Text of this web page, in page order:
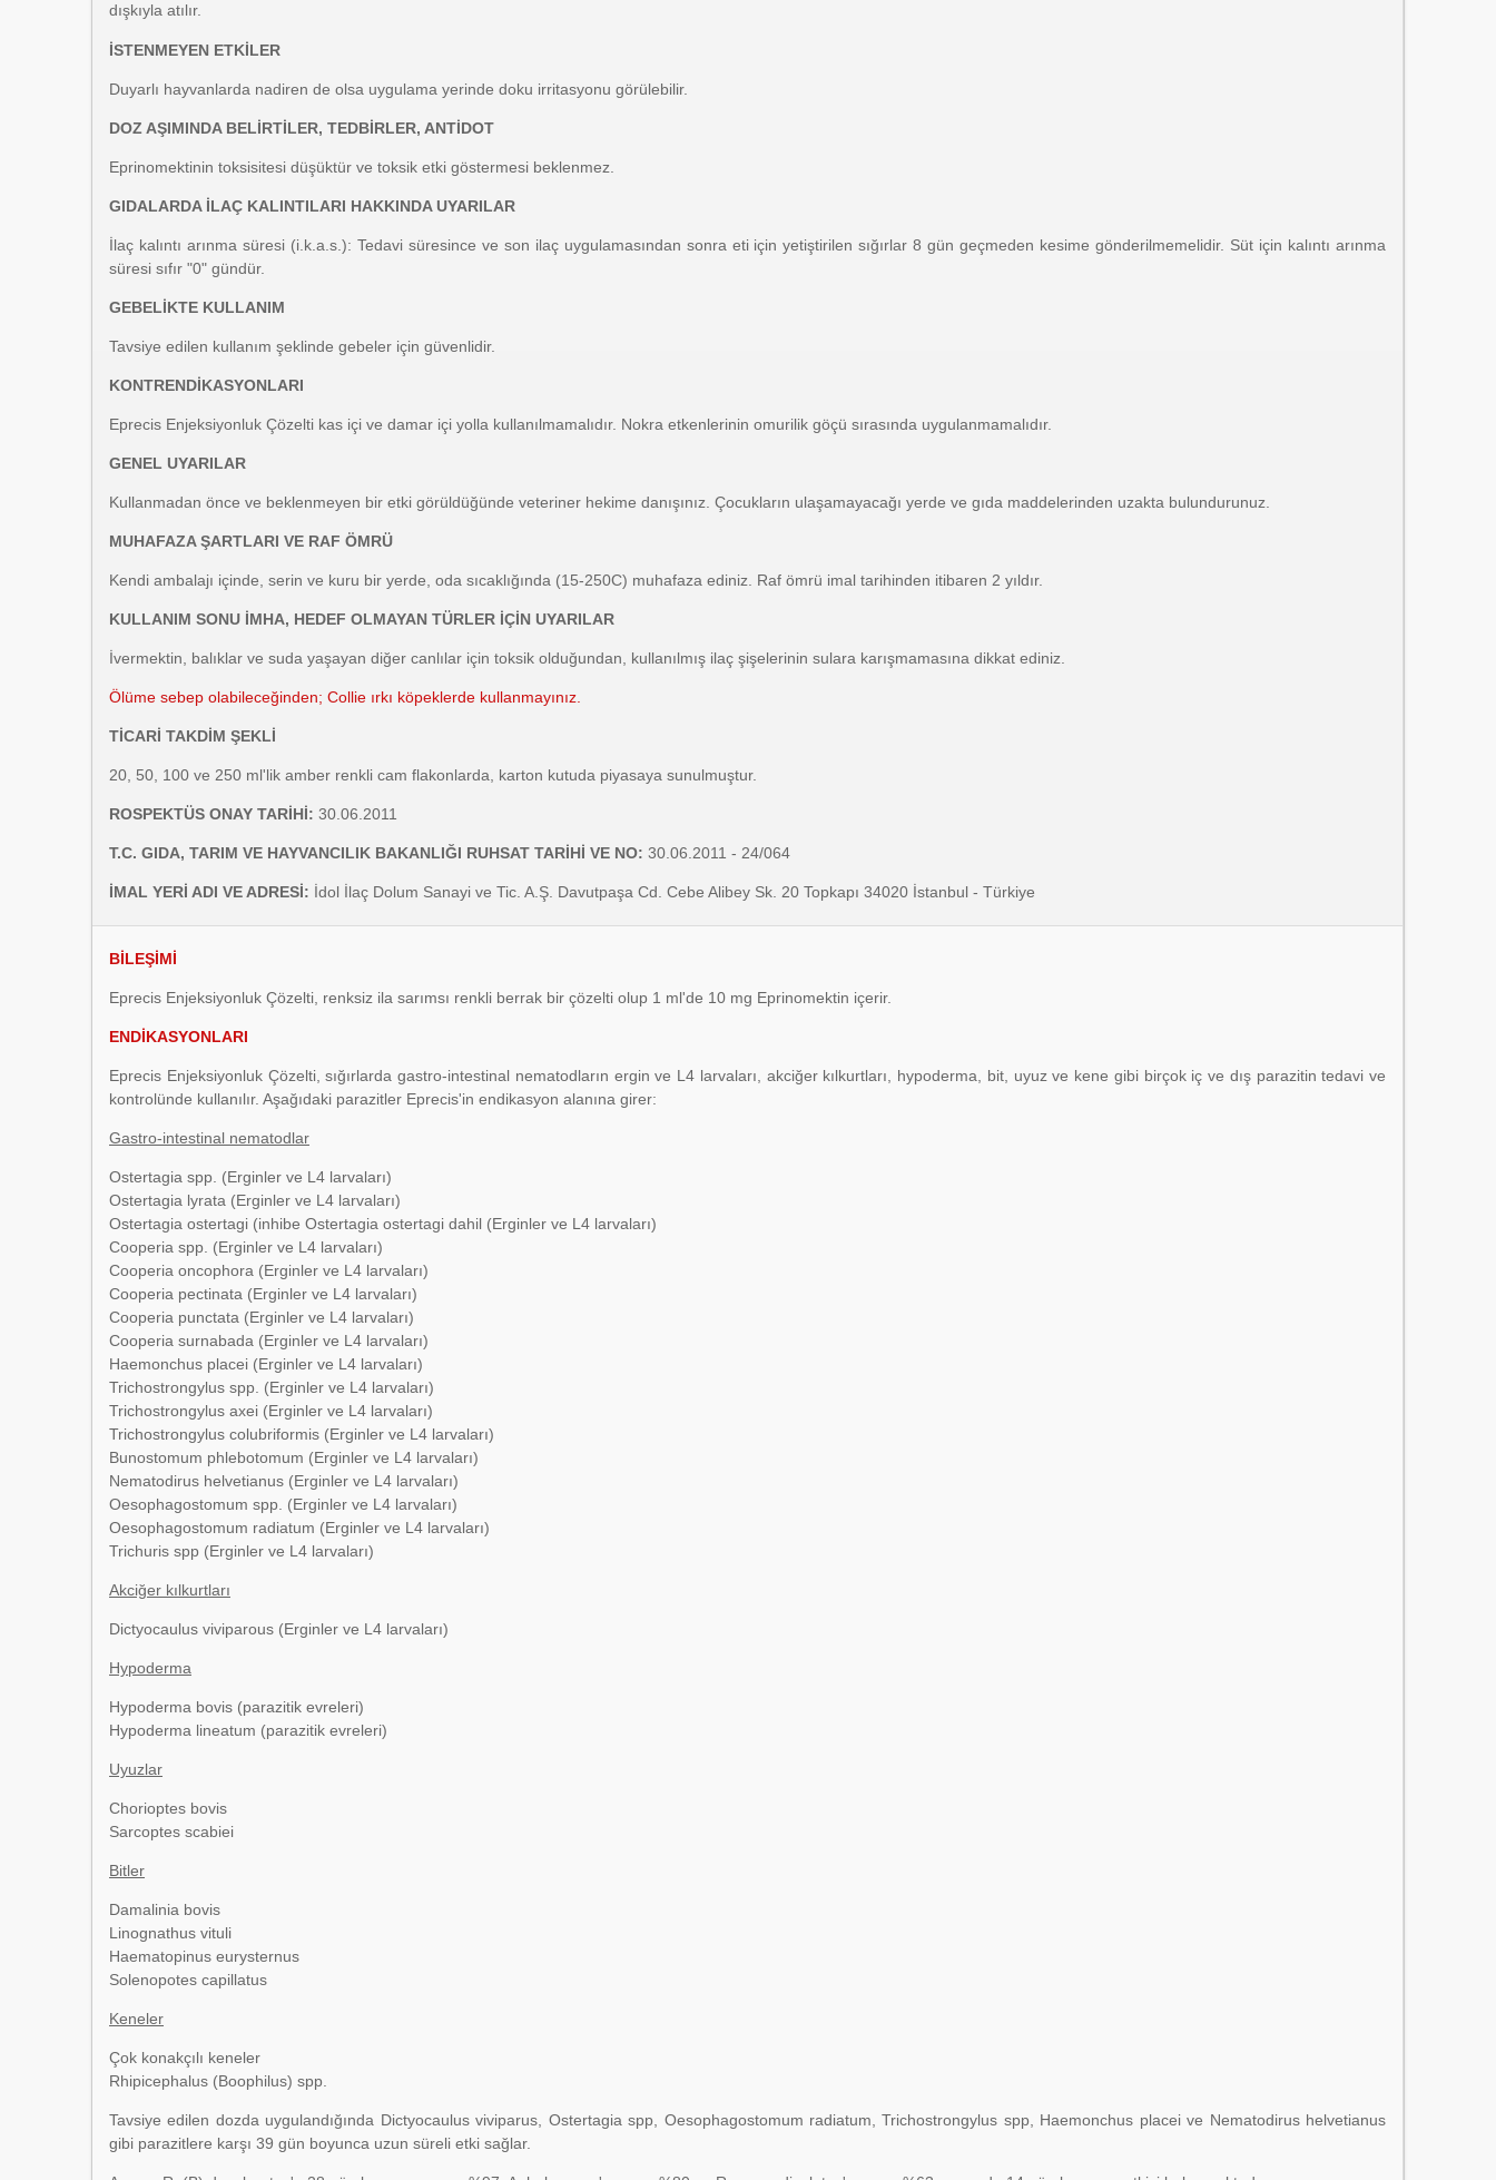
dışkıyla atılır.
İSTENMEYEN ETKİLER
Duyarlı hayvanlarda nadiren de olsa uygulama yerinde doku irritasyonu görülebilir.
DOZ AŞIMINDA BELİRTİLER, TEDBİRLER, ANTİDOT
Eprinomektinin toksisitesi düşüktür ve toksik etki göstermesi beklenmez.
GIDALARDA İLAÇ KALINTILARI HAKKINDA UYARILAR
İlaç kalıntı arınma süresi (i.k.a.s.): Tedavi süresince ve son ilaç uygulamasından sonra eti için yetiştirilen sığırlar 8 gün geçmeden kesime gönderilmemelidir. Süt için kalıntı arınma
süresi sıfır "0" gündür.
GEBELİKTE KULLANIM
Tavsiye edilen kullanım şeklinde gebeler için güvenlidir.
KONTRENDİKASYONLARI
Eprecis Enjeksiyonluk Çözelti kas içi ve damar içi yolla kullanılmamalıdır. Nokra etkenlerinin omurilik göçü sırasında uygulanmamalıdır.
GENEL UYARILAR
Kullanmadan önce ve beklenmeyen bir etki görüldüğünde veteriner hekime danışınız. Çocukların ulaşamayacağı yerde ve gıda maddelerinden uzakta bulundurunuz.
MUHAFAZA ŞARTLARI VE RAF ÖMRÜ
Kendi ambalajı içinde, serin ve kuru bir yerde, oda sıcaklığında (15-250C) muhafaza ediniz. Raf ömrü imal tarihinden itibaren 2 yıldır.
KULLANIM SONU İMHA, HEDEF OLMAYAN TÜRLER İÇİN UYARILAR
İvermektin, balıklar ve suda yaşayan diğer canlılar için toksik olduğundan, kullanılmış ilaç şişelerinin sulara karışmamasına dikkat ediniz.
Ölüme sebep olabileceğinden; Collie ırkı köpeklerde kullanmayınız.
TİCARİ TAKDİM ŞEKLİ
20, 50, 100 ve 250 ml'lik amber renkli cam flakonlarda, karton kutuda piyasaya sunulmuştur.
ROSPEKTÜS ONAY TARİHİ: 30.06.2011
T.C. GIDA, TARIM VE HAYVANCILIK BAKANLIĞI RUHSAT TARİHİ VE NO: 30.06.2011 - 24/064
İMAL YERİ ADI VE ADRESİ: İdol İlaç Dolum Sanayi ve Tic. A.Ş. Davutpaşa Cd. Cebe Alibey Sk. 20 Topkapı 34020 İstanbul - Türkiye
BİLEŞİMİ
Eprecis Enjeksiyonluk Çözelti, renksiz ila sarımsı renkli berrak bir çözelti olup 1 ml'de 10 mg Eprinomektin içerir.
ENDİKASYONLARI
Eprecis Enjeksiyonluk Çözelti, sığırlarda gastro-intestinal nematodların ergin ve L4 larvaları, akciğer kılkurtları, hypoderma, bit, uyuz ve kene gibi birçok iç ve dış parazitin tedavi ve
kontrolünde kullanılır. Aşağıdaki parazitler Eprecis'in endikasyon alanına girer:
Gastro-intestinal nematodlar
Ostertagia spp. (Erginler ve L4 larvaları)
Ostertagia lyrata (Erginler ve L4 larvaları)
Ostertagia ostertagi (inhibe Ostertagia ostertagi dahil (Erginler ve L4 larvaları)
Cooperia spp. (Erginler ve L4 larvaları)
Cooperia oncophora (Erginler ve L4 larvaları)
Cooperia pectinata (Erginler ve L4 larvaları)
Cooperia punctata (Erginler ve L4 larvaları)
Cooperia surnabada (Erginler ve L4 larvaları)
Haemonchus placei (Erginler ve L4 larvaları)
Trichostrongylus spp. (Erginler ve L4 larvaları)
Trichostrongylus axei (Erginler ve L4 larvaları)
Trichostrongylus colubriformis (Erginler ve L4 larvaları)
Bunostomum phlebotomum (Erginler ve L4 larvaları)
Nematodirus helvetianus (Erginler ve L4 larvaları)
Oesophagostomum spp. (Erginler ve L4 larvaları)
Oesophagostomum radiatum (Erginler ve L4 larvaları)
Trichuris spp (Erginler ve L4 larvaları)
Akciğer kılkurtları
Dictyocaulus viviparous (Erginler ve L4 larvaları)
Hypoderma
Hypoderma bovis (parazitik evreleri)
Hypoderma lineatum (parazitik evreleri)
Uyuzlar
Chorioptes bovis
Sarcoptes scabiei
Bitler
Damalinia bovis
Linognathus vituli
Haematopinus eurysternus
Solenopotes capillatus
Keneler
Çok konakçılı keneler
Rhipicephalus (Boophilus) spp.
Tavsiye edilen dozda uygulandığında Dictyocaulus viviparus, Ostertagia spp, Oesophagostomum radiatum, Trichostrongylus spp, Haemonchus placei ve Nematodirus helvetianus
gibi parazitlere karşı 39 gün boyunca uzun süreli etki sağlar.